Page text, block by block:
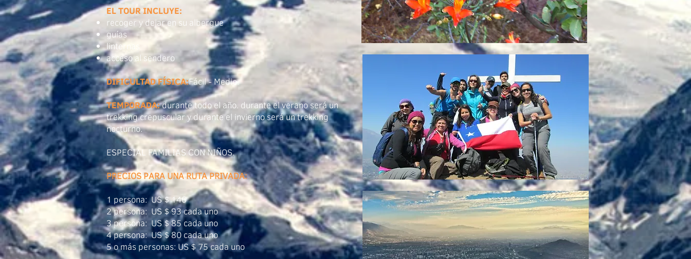
EL TOUR INCLUYE:
recoger y dejar en su albergue
guías
linternas
acceso al sendero
DIFICULTAD FÍSICA:Fácil - Medio.
TEMPORADA:durante todo el año. durante el verano será un
trekking crepuscular y durante el invierno será un trekking
nocturno.
ESPECIAL FAMILIAS CON NIÑOS.
PRECIOS PARA UNA RUTA PRIVADA:
1 persona: US $ 146
2 persona: US $ 93 cada uno
3 persona: US $ 85 cada uno
4 persona: US $ 80 cada uno
5 o más personas: US $ 75 cada uno